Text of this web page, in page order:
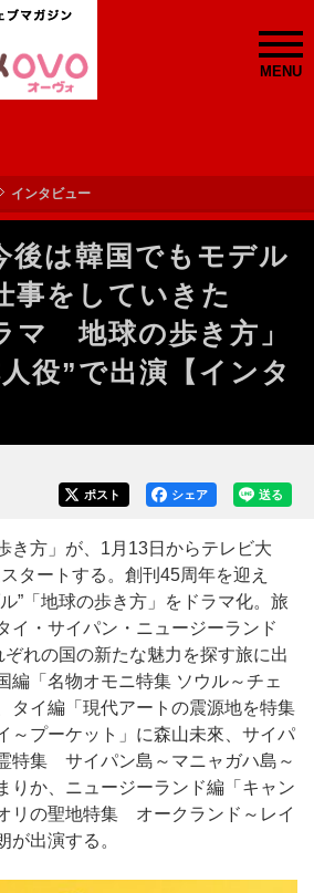
MENU
インタビュー
後は韓国でもモデル
事をしていきた
地球の歩き方」
役”で出演【インタ
送る
シェア
ポスト
方」が、1月13日からテレビ大
タートする。創刊45周年を迎え
”「地球の歩き方」をドラマ化。旅
イ・サイパン・ニュージーランド
ぞれの国の新たな魅力を探す旅に出
編「名物オモニ特集 ソウル～チェ
タイ編「現代アートの震源地を特集
～プーケット」に森山未來、サイパ
特集 サイパン島～マニャガハ島～
りか、ニュージーランド編「キャン
リの聖地特集 オークランド～レイ
が出演する。